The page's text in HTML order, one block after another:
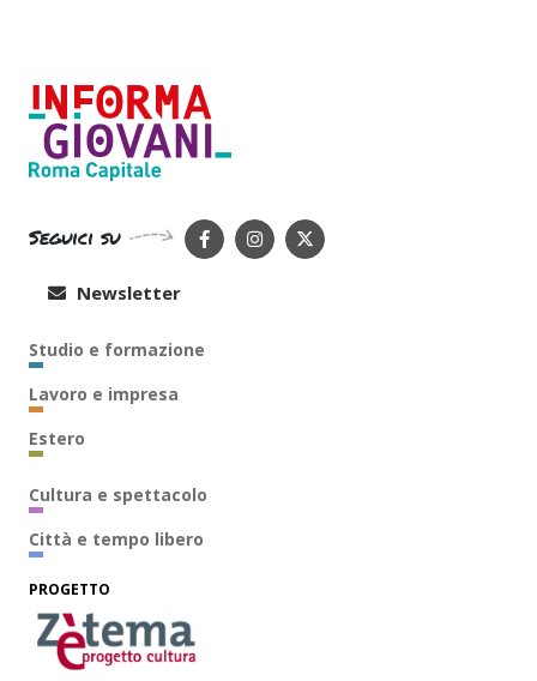
Seguici su
Newsletter
Studio e formazione
Lavoro e impresa
Estero
Cultura e spettacolo
Città e tempo libero
PROGETTO